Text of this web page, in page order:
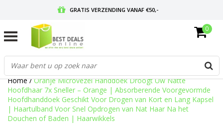
GRATIS VERZENDING VANAF €50,-
GRATIS RETOURNEREN EN 30 DAGEN BEDENKTIJD
0
Home/Oranje Microvezel Handdoek Droogt Uw Natte
Hoofdhaar 7x Sneller – Orange | Absorberende Voorgevormde
Hoofdhanddoek Geschikt Voor Drogen van Kort en Lang Kapsel
| Haartulband Voor Snel Opdrogen van Nat Haar Na het
Douchen of Baden | Haarwikkels